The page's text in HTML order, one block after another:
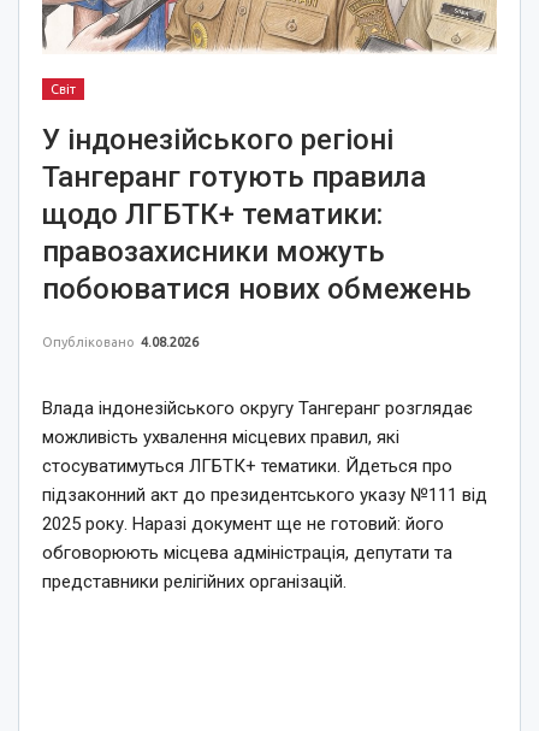
Світ
У індонезійського регіоні
Тангеранг готують правила
щодо ЛГБТК+ тематики:
правозахисники можуть
побоюватися нових обмежень
Опубліковано 4.08.2026
Влада індонезійського округу Тангеранг розглядає
можливість ухвалення місцевих правил, які
стосуватимуться ЛГБТК+ тематики. Йдеться про
підзаконний акт до президентського указу №111 від
2025 року. Наразі документ ще не готовий: його
обговорюють місцева адміністрація, депутати та
представники релігійних організацій.